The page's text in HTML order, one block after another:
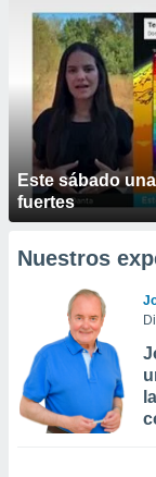
Este sábado
fuertes
Nuestros